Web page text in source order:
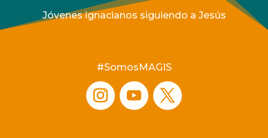
Jóvenes ignacianos siguiendo a Jesús
#SomosMAGIS